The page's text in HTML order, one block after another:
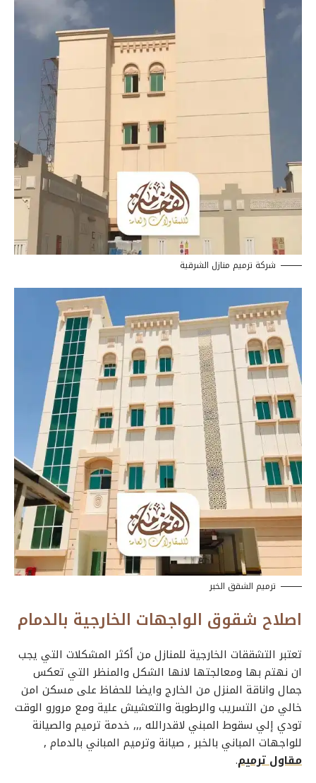
شركة ترميم منازل الشرقية
ترميم الشقق الخبر
اصلاح شقوق الواجهات الخارجية بالدمام
تعتبر التشققات الخارجية للمنازل من أكثر المشكلات التي يجب
ان نهتم بها ومعالجتها لانها الشكل والمنظر التي تعكس
جمال واناقة المنزل من الخارج وايضا للحفاظ على مسكن امن
خالي من التسريب والرطوبة والتعشيش علية ومع مرورو الوقت
تودي إلي سقوط المبني لاقدرالله ,,, خدمة ترميم والصيانة
للواجهات المباني بالخبر , صيانة وترميم المباني بالدمام ,
مقاول ترميم.